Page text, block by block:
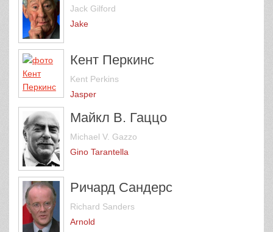
Jack Gilford
Jake
Кент Перкинс
Kent Perkins
Jasper
Майкл В. Гаццо
Michael V. Gazzo
Gino Tarantella
Ричард Сандерс
Richard Sanders
Arnold